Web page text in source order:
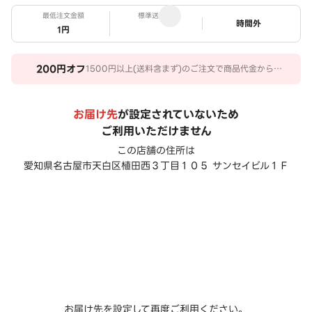
最低注文金額
1円
標準送料
ステータス
時間外
200円オフ1500円以上(送料含まず)のご注文で商品代金から
お届け先が設定されていないため
ご利用いただけません
この店舗の住所は
愛知県名古屋市天白区植田西３丁目１０５ サンセイビル１Ｆ